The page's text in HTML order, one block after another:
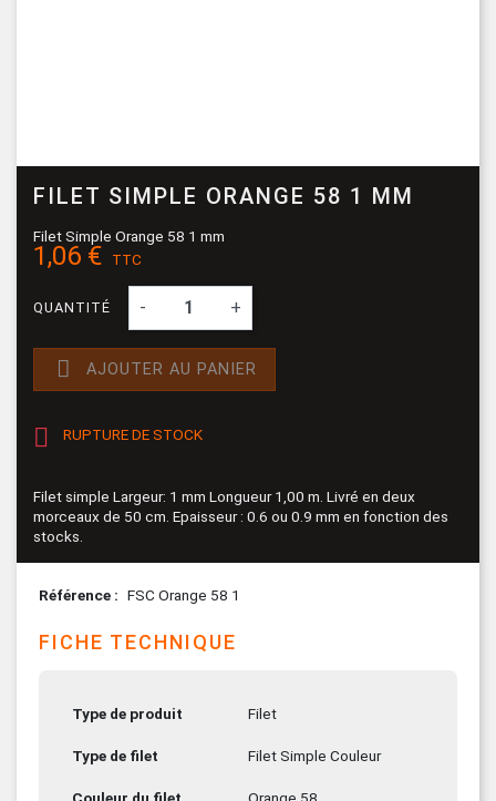
FILET SIMPLE ORANGE 58 1 MM
Filet Simple Orange 58 1 mm
1,06 € TTC
QUANTITÉ - +
 AJOUTER AU PANIER
 RUPTURE DE STOCK
Filet simple Largeur: 1 mm Longueur 1,00 m. Livré en deux
morceaux de 50 cm. Epaisseur : 0.6 ou 0.9 mm en fonction des
stocks.
Référence FSC Orange 58 1
FICHE TECHNIQUE
Type de produit Filet
Type de filet Filet Simple Couleur
Couleur du filet Orange 58